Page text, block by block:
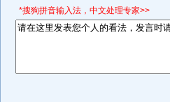
*搜狗拼音输入法，中文处理专家>>